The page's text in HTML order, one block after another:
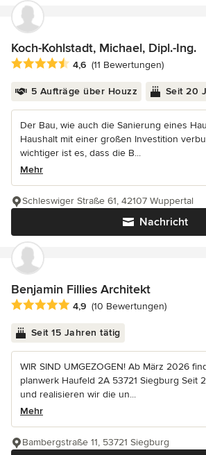
Koch-Kohlstadt, Michael, Dipl.-Ing.
Durchschnittliche Bewertung: 4.6 von 5
4,6 (11 Bewertungen)
5 Aufträge über Houzz Seit 20
Der Bau, wie auch die Sanierung eines
Haushalt mit einer großen Investition
wichtiger ist es, dass die B...
Mehr
Nachricht
Schleswiger Straße 61, 42107 Wuppertal
Benjamin Fillies Architekt
Durchschnittliche Bewertung: 4.9 von 5
4,9 (10 Bewertungen)
Seit 15 Jahren tätig
WIR SIND UMGEZOGEN! Ab März 2026
planwerk Haufeld 2A 53721 Siegburg Seit
und realisieren wir die un...
Mehr
Bambergstraße 11, 53721 Siegburg